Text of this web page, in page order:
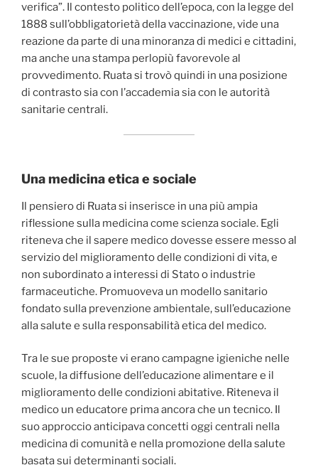
verifica”. Il contesto politico dell’epoca, con la legge del
1888 sull’obbligatorietà della vaccinazione, vide una
reazione da parte di una minoranza di medici e cittadini,
ma anche una stampa perlopiù favorevole al
provvedimento. Ruata si trovò quindi in una posizione
di contrasto sia con l’accademia sia con le autorità
sanitarie centrali.
Una medicina etica e sociale
Il pensiero di Ruata si inserisce in una più ampia
riflessione sulla medicina come scienza sociale. Egli
riteneva che il sapere medico dovesse essere messo al
servizio del miglioramento delle condizioni di vita, e
non subordinato a interessi di Stato o industrie
farmaceutiche. Promuoveva un modello sanitario
fondato sulla prevenzione ambientale, sull’educazione
alla salute e sulla responsabilità etica del medico.
Tra le sue proposte vi erano campagne igieniche nelle
scuole, la diffusione dell’educazione alimentare e il
miglioramento delle condizioni abitative. Riteneva il
medico un educatore prima ancora che un tecnico. Il
suo approccio anticipava concetti oggi centrali nella
medicina di comunità e nella promozione della salute
basata sui determinanti sociali.